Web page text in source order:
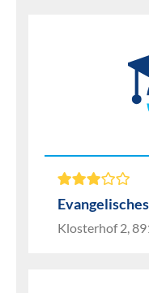
Klosterhof 2,